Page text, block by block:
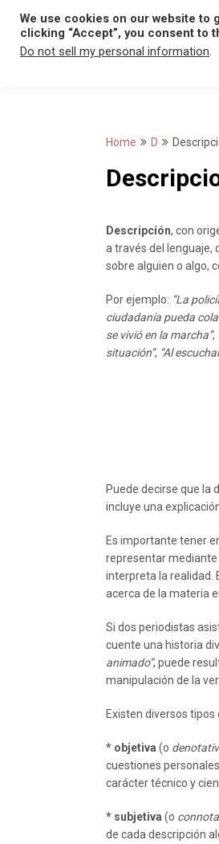
content
Home D
Descripción, con
a través del lenguaje,
sobre alguien o algo,
Por ejemplo: “La
ciudadanía pueda
se vivió en la marcha”,
situación”, “Al
Puede decirse que la
incluye una
Es importante tener
representar mediante
interpreta la realidad.
acerca de la materia
Si dos periodistas
cuente una historia
animado”, puede
manipulación de la
Existen diversos
* objetiva (o
cuestiones
carácter técnico y
* subjetiva (o
de cada descripción
We use cookies on our website to
clicking “Accept”, you consent to
Do not sell my personal information.